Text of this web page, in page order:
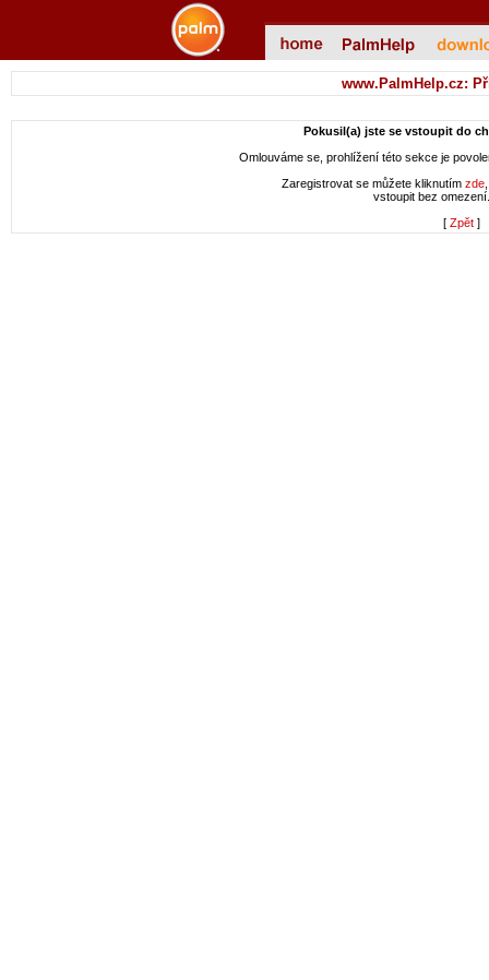
www.PalmHelp.cz:
Pokusil(a) jste se vstoupit do
Omlouváme se, prohlížení této sekce je
Zaregistrovat se můžete kliknutím zde
vstoupit bez
[ Zpět]